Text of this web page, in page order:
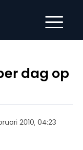
dag op
2010, 04:23